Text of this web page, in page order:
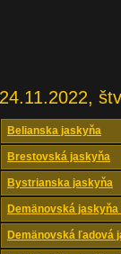
24.11.2022,
Belianska jaskyňa
Brestovská jaskyňa
Bystrianska jaskyňa
Demänovská
Demänovská ľadová